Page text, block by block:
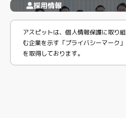
採用情報
アスピットは、個人情報保護に取り組
む企業を示す「プライバシーマーク」
を取得しております。